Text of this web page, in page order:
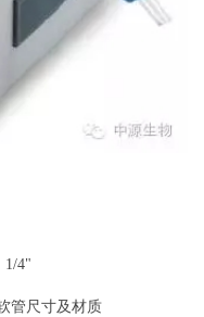
1/4"
管尺寸及材质